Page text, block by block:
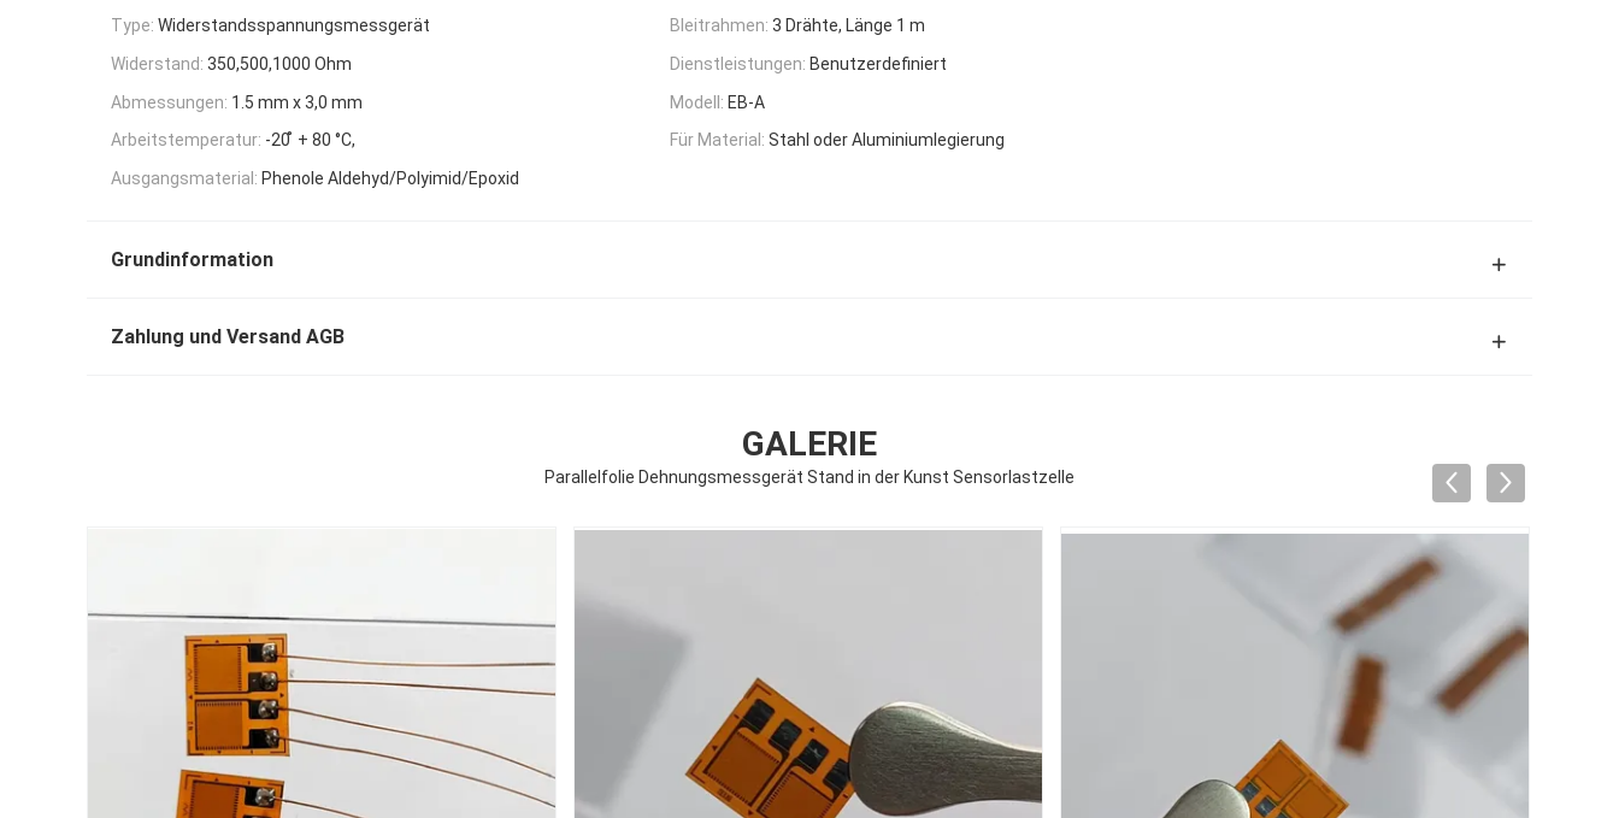
Type: Widerstandsspannungsmessgerät Bleitrahmen: 3 Drähte, Länge 1 m
Widerstand: 350,500,1000 Ohm Dienstleistungen: Benutzerdefiniert
Abmessungen: 1.5 mm x 3,0 mm Modell: EB-A
Arbeitstemperatur: -20 ̊ + 80 °C, Für Material: Stahl oder Aluminiumlegierung
Ausgangsmaterial: Phenole Aldehyd/Polyimid/Epoxid
Grundinformation
Zahlung und Versand AGB
GALERIE
Parallelfolie Dehnungsmessgerät Stand in der Kunst Sensorlastzelle